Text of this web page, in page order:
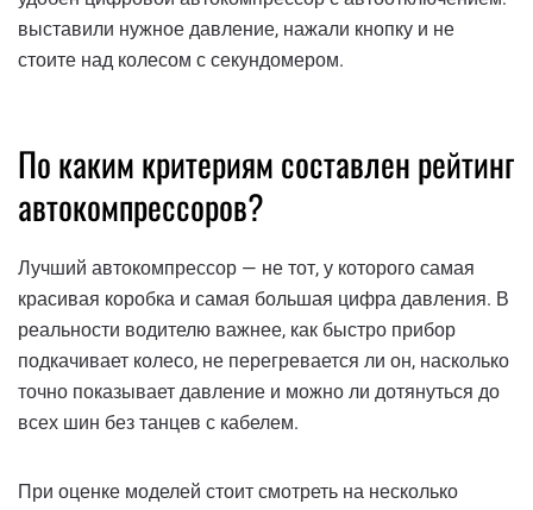
выставили нужное давление, нажали кнопку и не
стоите над колесом с секундомером.
По каким критериям составлен рейтинг
автокомпрессоров?
Лучший автокомпрессор — не тот, у которого самая
красивая коробка и самая большая цифра давления. В
реальности водителю важнее, как быстро прибор
подкачивает колесо, не перегревается ли он, насколько
точно показывает давление и можно ли дотянуться до
всех шин без танцев с кабелем.
При оценке моделей стоит смотреть на несколько